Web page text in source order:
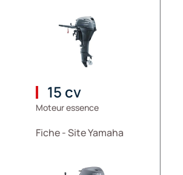
15 cv
Moteur essence
Fiche - Site Yamaha